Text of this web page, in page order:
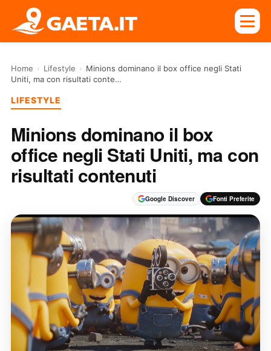
Home › Lifestyle › Minions dominano il box office negli Stati
Uniti, ma con risultati conte…
LIFESTYLE
Minions dominano il box
office negli Stati Uniti, ma con
risultati contenuti
Google Discover Fonti Preferite